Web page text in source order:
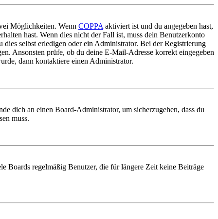
Möglichkeiten. Wenn COPPA aktiviert ist und du angegeben hast,
hast. Wenn dies nicht der Fall ist, muss dein Benutzerkonto
selbst erledigen oder ein Administrator. Bei der Registrierung
Ansonsten prüfe, ob du deine E-Mail-Adresse korrekt eingegeben
dann kontaktiere einen Administrator.
dich an einen Board-Administrator, um sicherzugehen, dass du
muss.
Boards regelmäßig Benutzer, die für längere Zeit keine Beiträge